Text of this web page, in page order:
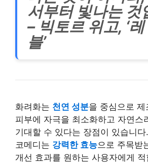
서부터 빛나는 것
– 빅토르 위고, ‘
블’
화려화는 천연 성분을 중심으로
피부에 자극을 최소화하고 자연스
기대할 수 있다는 장점이 있습니
코메디는 강력한 효능으로 주목받
개선 효과를 원하는 사용자에게